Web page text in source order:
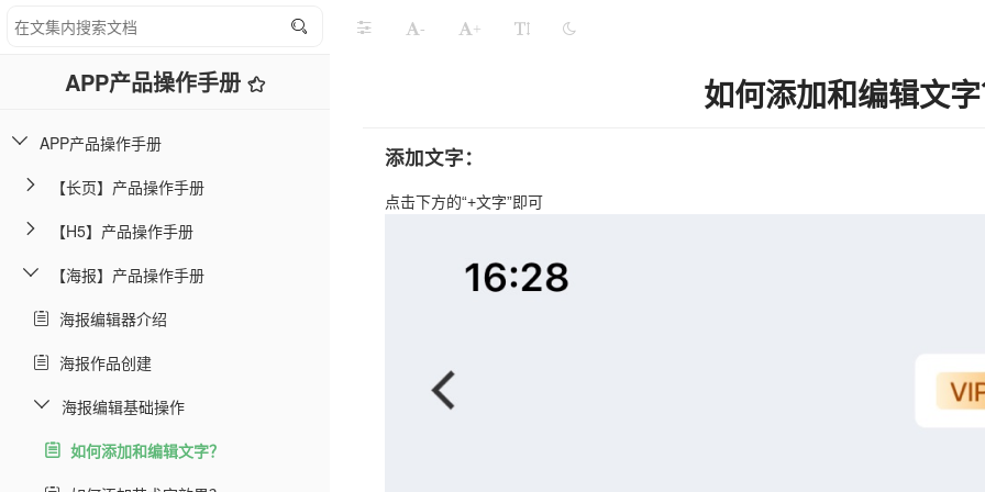
APP产品操作手册
APP产品操作手册
【长页】产品操作手册
【H5】产品操作手册
【海报】产品操作手册
海报编辑器介绍
海报作品创建
海报编辑基础操作
如何添加和编辑文字？
- +
如何添加和编辑文
添加文字：
点击下方的“+文字”即可